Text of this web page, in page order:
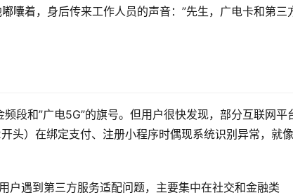
囔着，身后传来工作人员的声音：”先生，广电卡和第三
段和”广电5G”的旗号。但用户很快发现，部分互联网平
头）在绑定支付、注册小程序时偶现系统识别异常，就
户遇到第三方服务适配问题，主要集中在社交和金融类